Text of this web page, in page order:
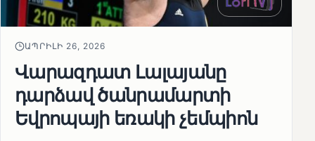
ԱՊՐԻԼԻ 26, 2026
Վարազդատ Լալայանը
դարձավ ծանրամարտի
Եվրոպայի եռակի չեմպիոն